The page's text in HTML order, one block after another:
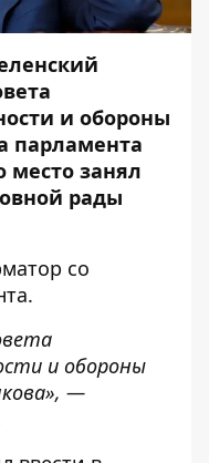
и обороны
парламента
место занял
рады
со
.
и обороны
—